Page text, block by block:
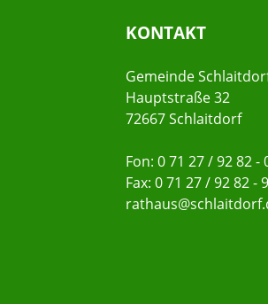
KONTAKT
Gemeinde
Hauptstraße 32
72667 Schlaitdorf
Fon: 0 71 27 / 92 82 -
Fax: 0 71 27 / 92 82 -